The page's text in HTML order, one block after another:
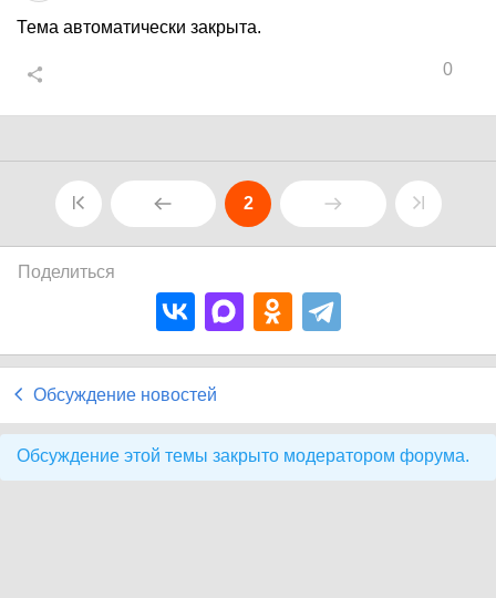
Тема автоматически закрыта.
0
2
Поделиться
Обсуждение новостей
Обсуждение этой темы закрыто модератором форума.